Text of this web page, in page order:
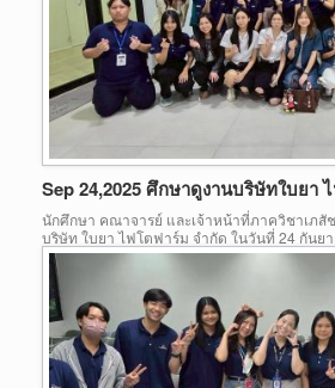
Sep 24,2025 ศึกษาดูงานบริษัทใบยา
นักศึกษา คณาจารย์ และเจ้าหน้าที่ภาควิชาเภ
บริษัท ใบยา ไฟโตฟาร์ม จำกัด ในวันที่ 24 กันย